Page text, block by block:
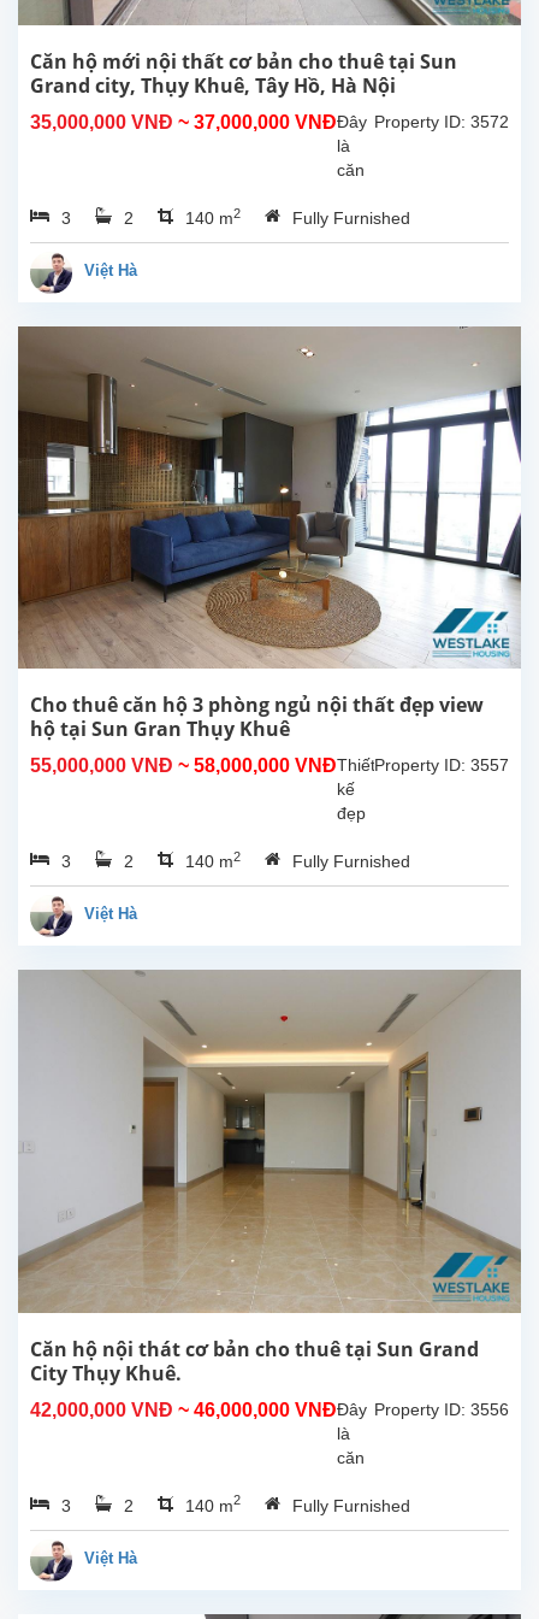
chất
và
thiết
tuyệt
vời,...
Căn hộ mới nội thất cơ bản cho thuê tại Sun
Grand city, Thụy Khuê, Tây Hồ, Hà Nội
35,000,000 VNĐ ~ 37,000,000 VNĐ Property ID: 3572
Đây
là
căn
mới
cho
Thụy
Khuê,
Hà
Nội.
Căn
hộ
có
thiết
kế
đẹp
với 3
phòng
2
có tủ
tắm
đứng,...
3 2 140 m2 Fully Furnished
Việt Hà
Cho thuê căn hộ 3 phòng ngủ nội thất đẹp view
hộ tại Sun Gran Thụy Khuê
55,000,000 VNĐ ~ 58,000,000 VNĐ Property ID: 3557
Thiết
kế
đẹp
02
phòng
Grand
City
Thụy
Hồ.
có
diện
tích
140m2,
có
thất
và
trang
3 2 140 m2 Fully Furnished
Việt Hà
Căn hộ nội thát cơ bản cho thuê tại Sun Grand
City Thụy Khuê.
42,000,000 VNĐ ~ 46,000,000 VNĐ Property ID: 3556
Đây
là
căn
đẹp
ở
3 2 140 m2 Fully Furnished
Việt Hà